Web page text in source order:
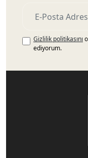
Gizlilik politikasını
ediyorum.